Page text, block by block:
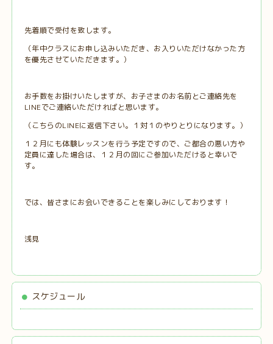
先着順で受付を致します。
（年中クラスにお申し込みいただき、お入りいただけなかった方
を優先させていただきます。）
お手数をお掛けいたしますが、お子さまのお名前とご連絡先を
LINEでご連絡いただければと思います。
（こちらのLINEに返信下さい。１対１のやりとりになります。）
１２月にも体験レッスンを行う予定ですので、ご都合の悪い方や
定員に達した場合は、１２月の回にご参加いただけると幸いで
す。
では、皆さまにお会いできることを楽しみにしております！
浅見
スケジュール